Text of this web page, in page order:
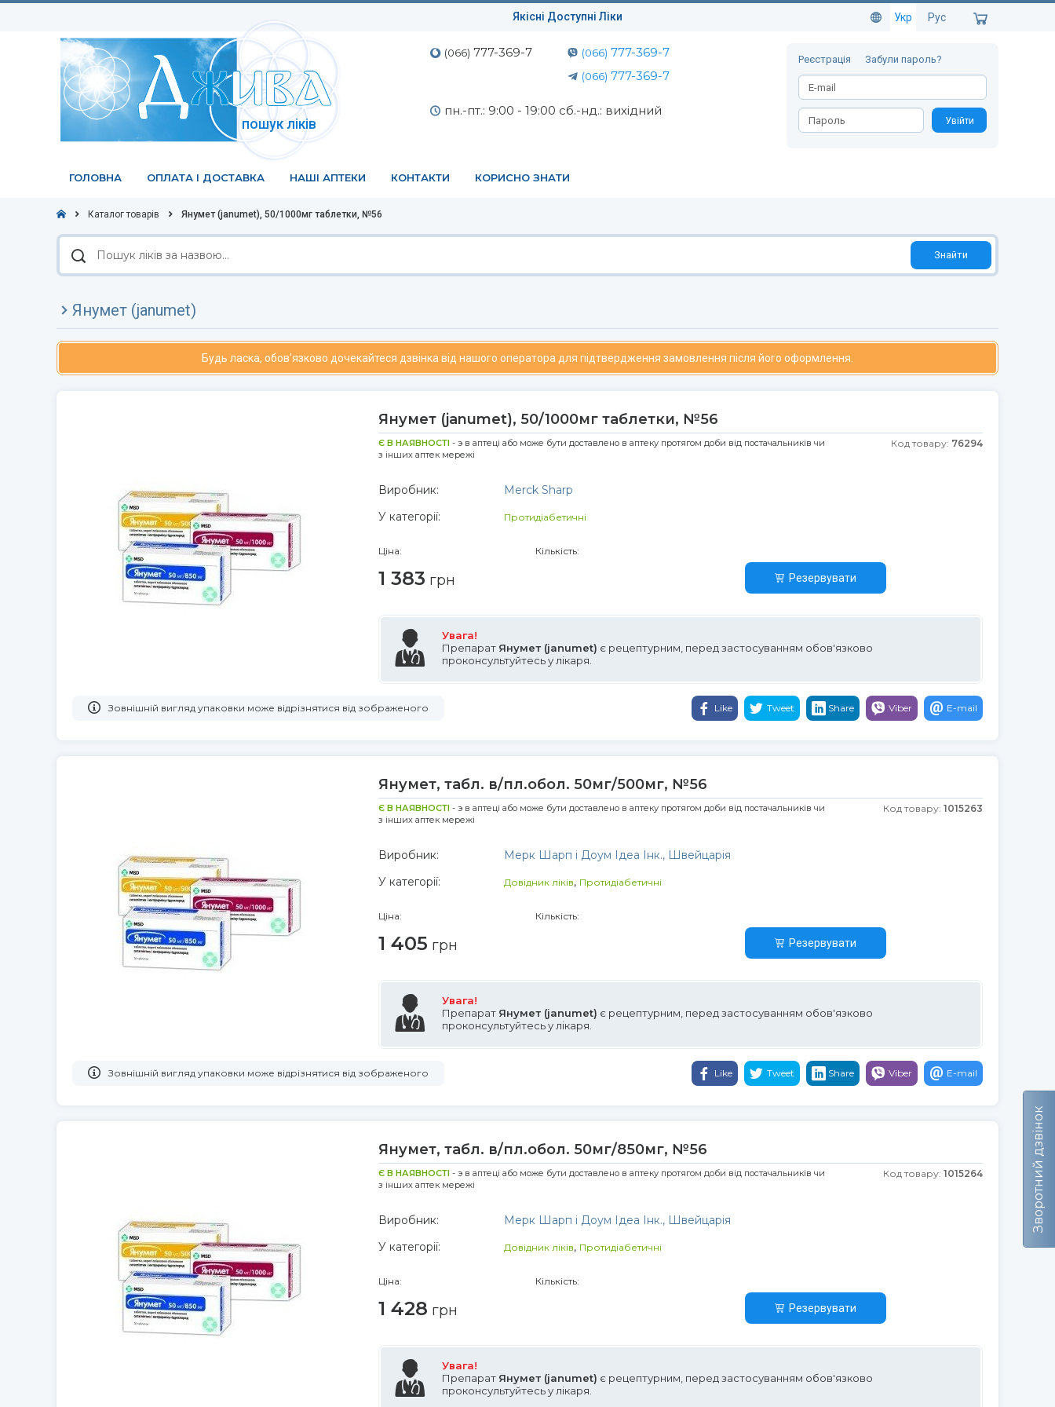
Якісні Доступні Ліки Укр Рус
пошук ліків
(066) 777-369-7 (066) 777-369-7
(066) 777-369-7
пн.-пт.: 9:00 - 19:00 сб.-нд.: вихідний
Реєстрація Забули пароль?
Увійти
ГОЛОВНА ОПЛАТА І ДОСТАВКА НАШІ АПТЕКИ КОНТАКТИ КОРИСНО ЗНАТИ
Каталог товарів Янумет (janumet), 50/1000мг таблетки, №56
Пошук
ліків
за
Знайти
Янумет (janumet)
Будь ласка, обов'язково дочекайтеся дзвінка від нашого оператора для підтвердження замовлення після його оформлення.
Янумет (janumet), 50/1000мг таблетки, №56
Є В НАЯВНОСТІ - э в аптеці або може бути доставлено в аптеку протягом доби від постачальників чи
з інших аптек мережі
Код товару: 76294
Виробник:
Merck Sharp
У категорії:
Протидіабетичні
Ціна:
1 383 грн
Кількість:
Резервувати
Увага!
Препарат Янумет (janumet) є рецептурним, перед застосуванням обов'язково
проконсультуйтесь у лікаря.
Зовнішній вигляд упаковки може відрізнятися від зображеного Like Tweet Share Viber E-mail
Янумет, табл. в/пл.обол. 50мг/500мг, №56
Є В НАЯВНОСТІ - э в аптеці або може бути доставлено в аптеку протягом доби від постачальників чи
з інших аптек мережі
Код товару: 1015263
Виробник:
Мерк Шарп і Доум Ідеа Інк., Швейцарія
У категорії:
Довідник ліків, Протидіабетичні
Ціна:
1 405 грн
Кількість:
Резервувати
Увага!
Препарат Янумет (janumet) є рецептурним, перед застосуванням обов'язково
проконсультуйтесь у лікаря.
Зовнішній вигляд упаковки може відрізнятися від зображеного Like Tweet Share Viber E-mail
Янумет, табл. в/пл.обол. 50мг/850мг, №56
Є В НАЯВНОСТІ - э в аптеці або може бути доставлено в аптеку протягом доби від постачальників чи
з інших аптек мережі
Код товару: 1015264
Виробник:
Мерк Шарп і Доум Ідеа Інк., Швейцарія
У категорії:
Довідник ліків, Протидіабетичні
Ціна:
1 428 грн
Кількість:
Резервувати
Увага!
Препарат Янумет (janumet) є рецептурним, перед застосуванням обов'язково
проконсультуйтесь у лікаря.
Зворотний дзвінок